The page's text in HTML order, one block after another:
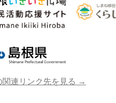
関連リンク先を見る →